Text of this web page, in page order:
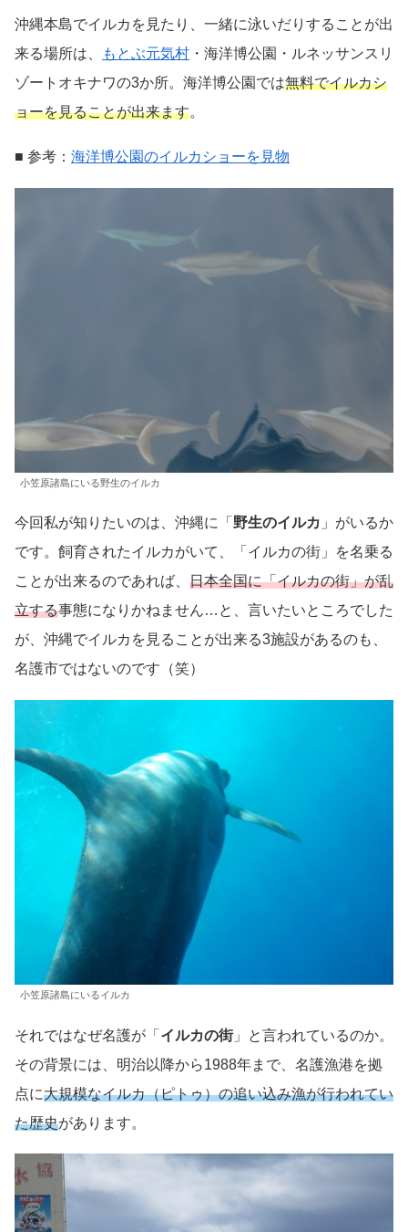
沖縄本島でイルカを見たり、一緒に泳いだりすることが出
来る場所は、
もとぶ元気村 ・海洋博公園・ルネッサンスリ
ゾートオキナワの3か所。海洋博公園では無料でイルカシ
ョーを見ることが出来ます。
■ 参考： 海洋博公園のイルカショーを見物
小笠原諸島にいる野生のイルカ
今回私が知りたいのは、沖縄に「 野生のイルカ 」がいるか
です。飼育されたイルカがいて、「イルカの街」を名乗る
ことが出来るのであれば、 日本全国に「イルカの街」が乱
立する事態になりかねません…と、言いたいところでした
が、沖縄でイルカを見ることが出来る3施設があるのも、
名護市ではないのです（笑）
小笠原諸島にいるイルカ
それではなぜ名護が「 イルカの街」と言われているのか。
その背景には、明治以降から1988年まで、名護漁港を拠
点に大規模なイルカ（ピトゥ）の追い込み漁が行われてい
た歴史があります。